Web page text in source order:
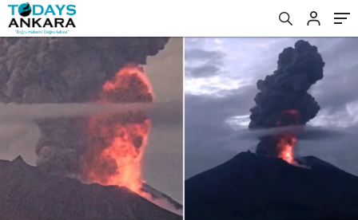
binalarda hasar meydana geldi